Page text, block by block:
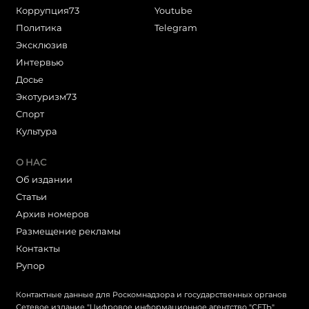
Коррупция73
Политика
Эксклюзив
Интервью
Досье
Экотуризм73
Cпорт
Культура
Youtube
Telegram
О НАС
Об издании
Статьи
Архив номеров
Размещение рекламы
Контакты
Рупор
Контактные данные для Роскомнадзора и государственных органов